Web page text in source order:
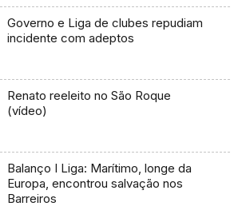
Governo e Liga de clubes repudiam
incidente com adeptos
Renato reeleito no São Roque
(vídeo)
Balanço I Liga: Marítimo, longe da
Europa, encontrou salvação nos
Barreiros